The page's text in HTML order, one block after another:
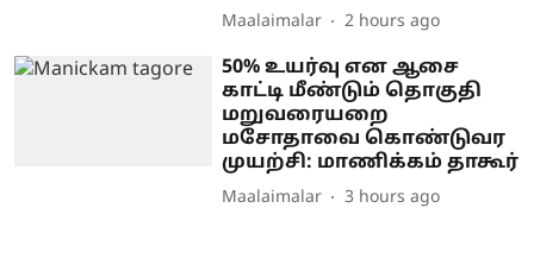
Maalaimalar 2 hours ago
50% உயர்வு என ஆசை
காட்டி மீண்டும் தொகுதி
மறுவரையறை
மசோதாவை கொண்டுவர
முயற்சி: மாணிக்கம் தாகூர்
Maalaimalar 3 hours ago